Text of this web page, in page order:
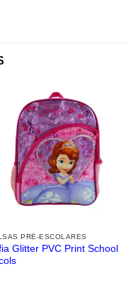
PRÉ-ESCOLARES
Glitter PVC Print School